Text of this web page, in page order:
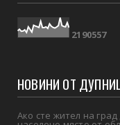
21 90557
НОВИНИ ОТ
Ако сте жител на